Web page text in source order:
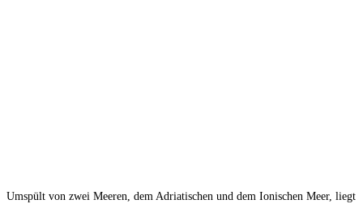
Umspült von zwei Meeren, dem Adriatischen und dem Ionischen Meer, liegt